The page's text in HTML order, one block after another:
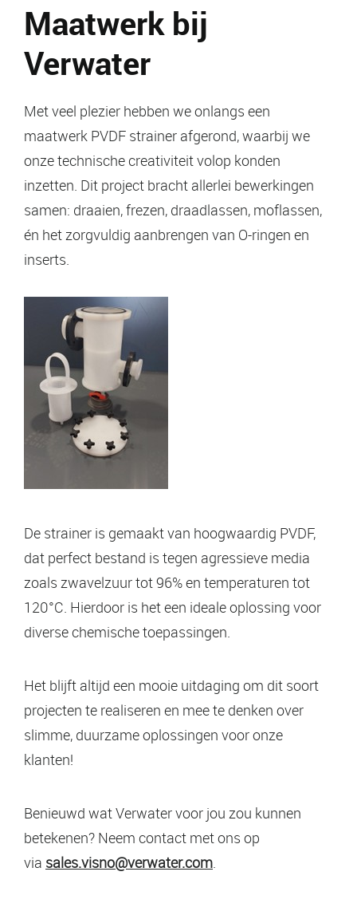
Maatwerk bij
Verwater
Met veel plezier hebben we onlangs een
maatwerk PVDF strainer afgerond, waarbij we
onze technische creativiteit volop konden
inzetten. Dit project bracht allerlei bewerkingen
samen: draaien, frezen, draadlassen, moflassen,
én het zorgvuldig aanbrengen van O-ringen en
inserts.
De strainer is gemaakt van hoogwaardig PVDF,
dat perfect bestand is tegen agressieve media
zoals zwavelzuur tot 96% en temperaturen tot
120°C. Hierdoor is het een ideale oplossing voor
diverse chemische toepassingen.
Het blijft altijd een mooie uitdaging om dit soort
projecten te realiseren en mee te denken over
slimme, duurzame oplossingen voor onze
klanten!
Benieuwd wat Verwater voor jou zou kunnen
betekenen? Neem contact met ons op
via sales.visno@verwater.com